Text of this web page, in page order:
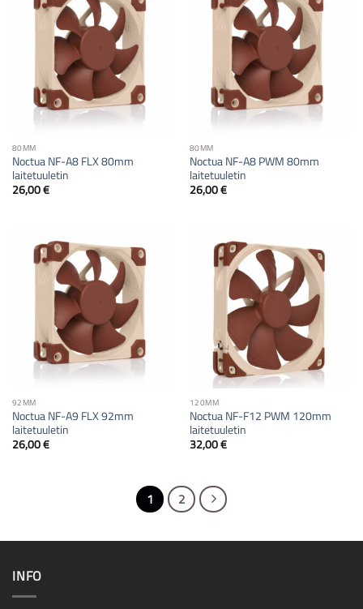
80MM
Noctua NF-A8 FLX 80mm
laitetuuletin
26,00€
80MM
Noctua NF-A8 PWM 80mm
laitetuuletin
26,00€
92MM
Noctua NF-A9 FLX 92mm
laitetuuletin
26,00€
120MM
Noctua NF-F12 PWM 120mm
laitetuuletin
32,00€
1 2
INFO